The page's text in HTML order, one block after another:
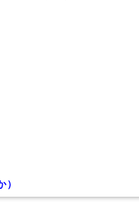
）